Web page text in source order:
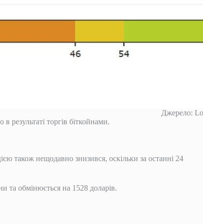
Джерело:
результаті торгів біткойнами.
також нещодавно знизився, оскільки за останні 24
та обмінюється на 1528 доларів.